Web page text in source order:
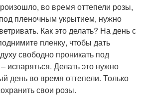
во время оттепели розы,
пленочным укрытием, нужно
Как это делать? На день с
пленку, чтобы дать
свободно проникать под
испаряться. Делать это нужно
день во время оттепели. Только
свои розы.